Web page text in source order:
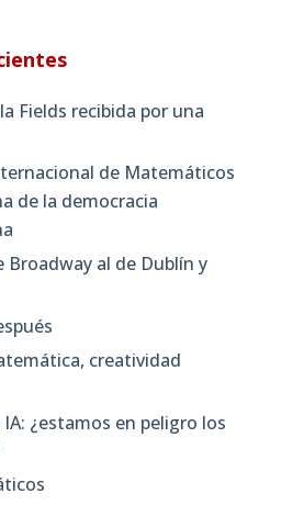
Fields recibida por una
de Matemáticos
de la democracia
Broadway al de Dublín y
creatividad
¿estamos en peligro los